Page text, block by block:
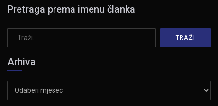
Pretraga prema imenu članka
Arhiva